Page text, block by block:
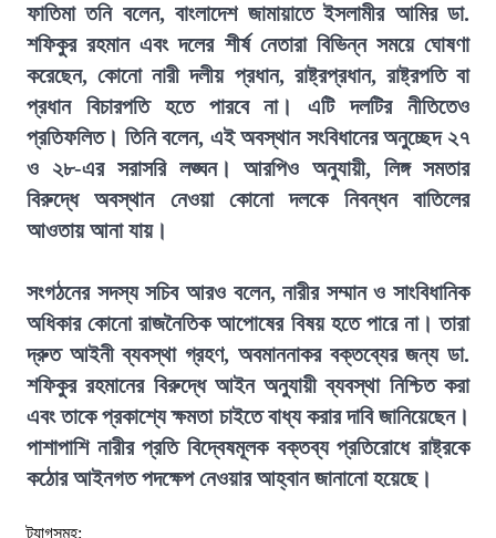
ফাতিমা তনি বলেন, বাংলাদেশ জামায়াতে ইসলামীর আমির ডা.
শফিকুর রহমান এবং দলের শীর্ষ নেতারা বিভিন্ন সময়ে ঘোষণা
করেছেন, কোনো নারী দলীয় প্রধান, রাষ্ট্রপ্রধান, রাষ্ট্রপতি বা
প্রধান বিচারপতি হতে পারবে না। এটি দলটির নীতিতেও
প্রতিফলিত। তিনি বলেন, এই অবস্থান সংবিধানের অনুচ্ছেদ ২৭
ও ২৮-এর সরাসরি লঙ্ঘন। আরপিও অনুযায়ী, লিঙ্গ সমতার
বিরুদ্ধে অবস্থান নেওয়া কোনো দলকে নিবন্ধন বাতিলের
আওতায় আনা যায়।
সংগঠনের সদস্য সচিব আরও বলেন, নারীর সম্মান ও সাংবিধানিক
অধিকার কোনো রাজনৈতিক আপোষের বিষয় হতে পারে না। তারা
দ্রুত আইনী ব্যবস্থা গ্রহণ, অবমাননাকর বক্তব্যের জন্য ডা.
শফিকুর রহমানের বিরুদ্ধে আইন অনুযায়ী ব্যবস্থা নিশ্চিত করা
এবং তাকে প্রকাশ্যে ক্ষমতা চাইতে বাধ্য করার দাবি জানিয়েছেন।
পাশাপাশি নারীর প্রতি বিদ্বেষমূলক বক্তব্য প্রতিরোধে রাষ্ট্রকে
কঠোর আইনগত পদক্ষেপ নেওয়ার আহ্বান জানানো হয়েছে।
ট্যাগসমূহ: